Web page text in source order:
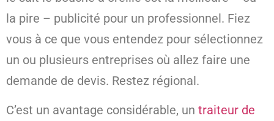
la pire – publicité pour un professionnel. Fiez
vous à ce que vous entendez pour sélectionnez
un ou plusieurs entreprises où allez faire une
demande de devis. Restez régional.
C’est un avantage considérable, un traiteur de